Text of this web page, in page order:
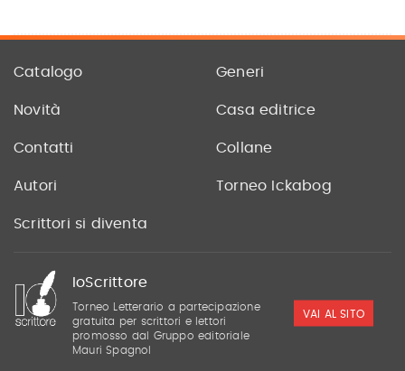
Catalogo Generi
Novità Casa editrice
Contatti Collane
Autori Torneo Ickabog
Scrittori si diventa
IoScrittore
Torneo Letterario a partecipazione
gratuita per scrittori e lettori
promosso dal Gruppo editoriale
Mauri Spagnol
VAI AL SITO